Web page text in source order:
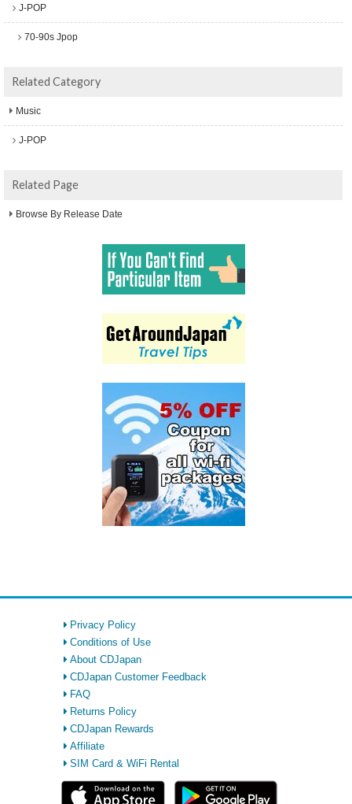
J-POP
70-90s Jpop
Related Category
Music
J-POP
Related Page
Browse By Release Date
Privacy Policy
Conditions of Use
About CDJapan
CDJapan Customer Feedback
FAQ
Returns Policy
CDJapan Rewards
Affiliate
SIM Card & WiFi Rental